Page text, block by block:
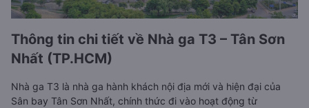
Thông tin chi tiết về Nhà ga T3 – Tân Sơn
Nhất (TP.HCM)
Nhà ga T3 là nhà ga hành khách nội địa mới và hiện đại của
Sân bay Tân Sơn Nhất, chính thức đi vào hoạt động từ